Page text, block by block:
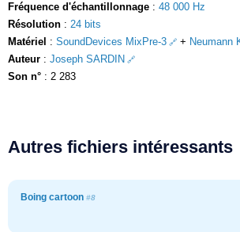
Fréquence d'échantillonnage : 48 000 Hz
Résolution : 24 bits
Matériel : SoundDevices MixPre-3 + Neumann
Auteur : Joseph SARDIN
Son n° : 2 283
Autres fichiers intéressants
Boing cartoon #8